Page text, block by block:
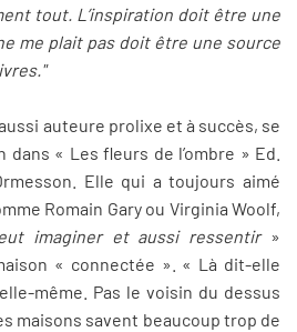
tout. L’inspiration doit être une
me plait pas doit être une source
auteure prolixe et à succès, se
dans « Les fleurs de l’ombre » Ed.
Elle qui a toujours aimé
Romain Gary ou Virginia Woolf,
imaginer et aussi ressentir»
« connectée ». « Là dit-elle
même. Pas le voisin du dessus
maisons savent beaucoup trop de